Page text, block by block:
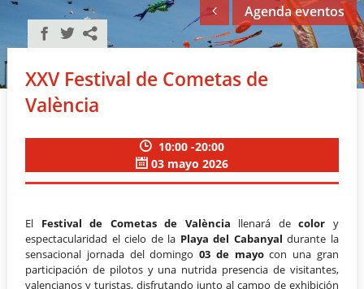
Comunicación ▼
Valencia en deporte
Portal de Transparencia
Agenda eventos
XXV Festival de Cometas de
València
10:00 -20:00
03 mayo 2026
El Festival de Cometas de València llenará decolor y
espectacularidad el cielo de la Playa del Cabanyal durante la
sensacional jornada del domingo03 de mayocon una gran
participación de pilotos y una nutrida presencia de visitantes,
valencianos y turistas, disfrutando junto al campo de exhibición